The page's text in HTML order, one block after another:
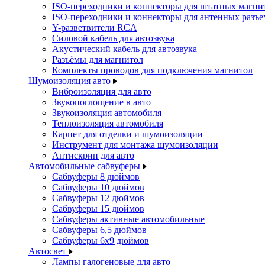
ISO-переходники и коннекторы для штатных
ISO-переходники и коннекторы для антенных
Y-разветвители RCA
Силовой кабель для автозвука
Акустический кабель для автозвука
Разъёмы для магнитол
Комплекты проводов для подключения магнитол
Шумоизоляция авто
Виброизоляция для авто
Звукопоглощение в авто
Звукоизоляция автомобиля
Теплоизоляция автомобиля
Карпет для отделки и шумоизоляции
Инструмент для монтажа шумоизоляции
Антискрип для авто
Автомобильные сабвуферы
Сабвуферы 8 дюймов
Сабвуферы 10 дюймов
Сабвуферы 12 дюймов
Сабвуферы 15 дюймов
Сабвуферы активные автомобильные
Сабвуферы 6,5 дюймов
Сабвуферы 6x9 дюймов
Автосвет
Лампы галогеновые для авто